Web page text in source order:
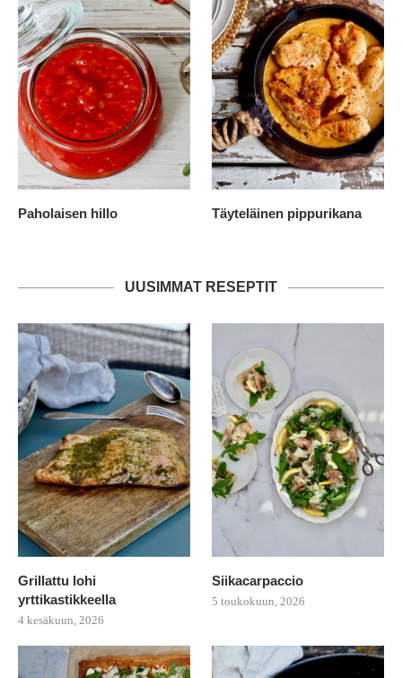
Paholaisen hillo Täyteläinen pippurikana
UUSIMMAT RESEPTIT
Grillattu lohi
yrttikastikkeella
4 kesäkuun, 2026
Siikacarpaccio
5 toukokuun, 2026